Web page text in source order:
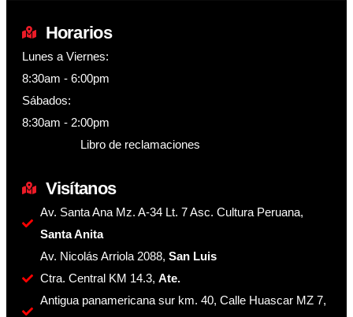
Horarios
Lunes a Viernes:
8:30am - 6:00pm
Sábados:
8:30am - 2:00pm
Libro de reclamaciones
Visítanos
Av. Santa Ana Mz. A-34 Lt. 7 Asc. Cultura Peruana,
Santa Anita
Av. Nicolás Arriola 2088, San Luis
Ctra. Central KM 14.3, Ate.
Antigua panamericana sur km. 40, Calle Huascar MZ 7,